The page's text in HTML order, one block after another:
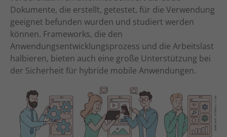
Dokumente, die erstellt, getestet, für die Verwendung
geeignet befunden wurden und studiert werden
können. Frameworks, die den
Anwendungsentwicklungsprozess und die Arbeitslast
halbieren, bieten auch eine große Unterstützung bei
der Sicherheit für hybride mobile Anwendungen.